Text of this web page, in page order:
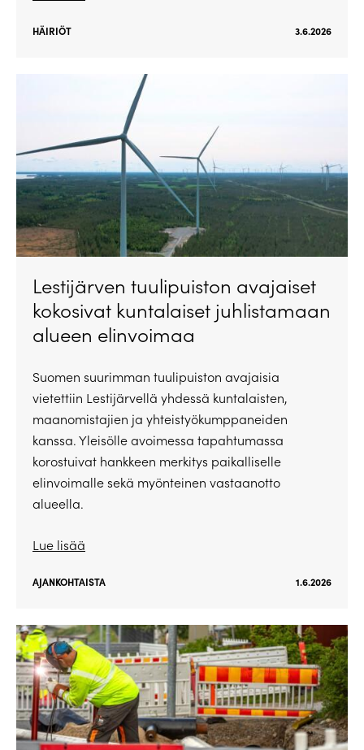
HÄIRIÖT 3.6.2026
Lestijärven tuulipuiston avajaiset
kokosivat kuntalaiset juhlistamaan
alueen elinvoimaa
Suomen suurimman tuulipuiston avajaisia
vietettiin Lestijärvellä yhdessä kuntalaisten,
maanomistajien ja yhteistyökumppaneiden
kanssa. Yleisölle avoimessa tapahtumassa
korostuivat hankkeen merkitys paikalliselle
elinvoimalle sekä myönteinen vastaanotto
alueella.
Lue lisää
AJANKOHTAISTA 1.6.2026